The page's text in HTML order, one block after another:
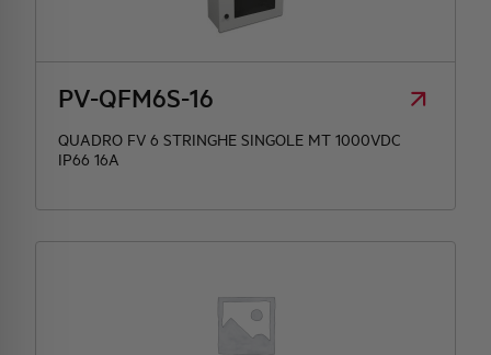
PV-QFM6S-16
QUADRO FV 6 STRINGHE SINGOLE MT 1000VDC
IP66 16A